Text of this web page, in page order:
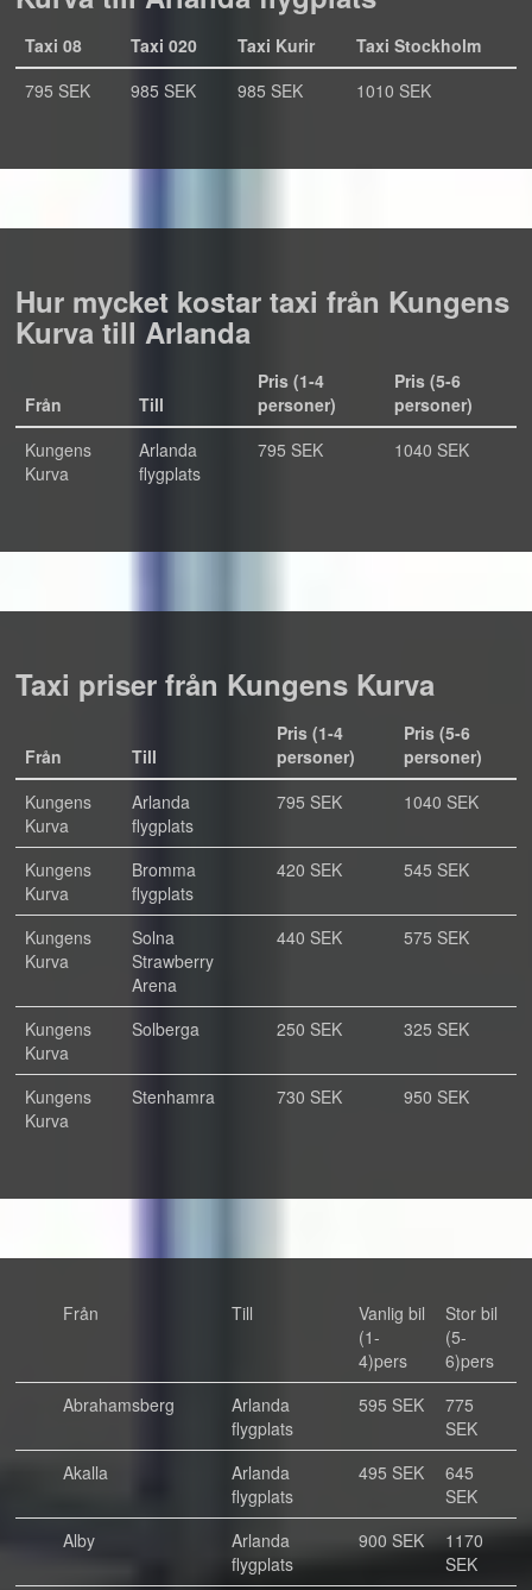
Taxi 08 Taxi 020 Taxi Kurir
Taxi Stockholm
795 SEK
985 SEK 985 SEK 1010 SEK
Hur mycket kostar taxi från Kungens
Kurva till Arlanda
Från Till
Pris (1-4
personer)
Pris (5-6
personer)
Kungens
Kurva
Arlanda
flygplats
795 SEK 1040 SEK
Taxi priser från Kungens Kurva
Från Till
Pris (1-4
personer)
Pris (5-6
personer)
Kungens
Kurva
Arlanda
flygplats
795 SEK 1040 SEK
Kungens
Kurva
Bromma
flygplats
420 SEK 545 SEK
Kungens
Kurva
Solna
Strawberry
Arena
440 SEK 575 SEK
Kungens
Kurva
Solberga 250 SEK 325 SEK
Kungens
Kurva
Stenhamra 730 SEK 950 SEK
Från Till
Vanlig bil
(1-
4)pers
Stor bil
(5-
6)pers
Abrahamsberg
Arlanda
flygplats
595 SEK
775
SEK
Akalla
Arlanda
flygplats
495 SEK
645
SEK
Alby
Arlanda
flygplats
900 SEK
1170
SEK